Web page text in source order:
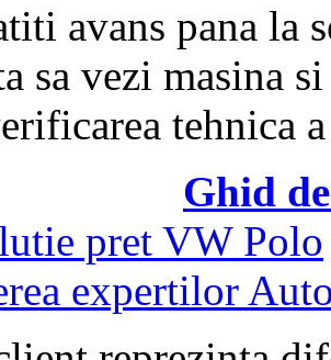
avans pana la
sa vezi masina si
tehnica
Ghid
pret VW Polo
expertilor